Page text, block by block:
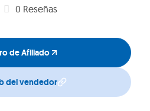
0 Reseñas
de Afiliado
del vendedor